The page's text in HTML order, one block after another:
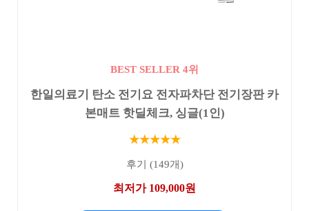
BEST SELLER 4위
한일의료기 탄소 전기요 전자파차단 전기장판 카
본매트 핫딜체크, 싱글(1인)
★★★★★
후기 (149개)
최저가 109,000원